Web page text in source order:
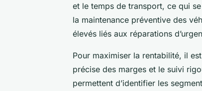
et le temps de transport, ce qui
la maintenance préventive des
élevés liés aux réparations
Pour maximiser la rentabilité, il
précise des marges et le suivi
permettent d’identifier les